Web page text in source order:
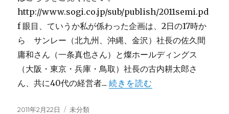
http://www.sogi.co.jp/sub/publish/2011semi.pd
f 眼目、ていうか私が係わった企画は、2日の17時か
ら サンレー（北九州、沖縄、金沢）社長の佐久間
庸和さん（一条真也さん）と燦ホールディングス
（大阪・東京・兵庫・鳥取）社長の古内耕太郎さ
ん、共に40代の経営者...続きを読む
投
2011年2月22日
カ
未分類